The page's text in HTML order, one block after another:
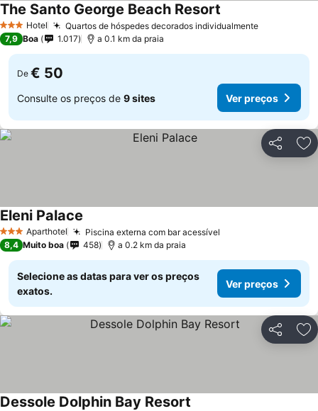
3 EstrelasHotel Quartos de hóspedes decorados individualmente
The Santo George Beach Resort
7,9 Boa 1.017 a 0.1 km da praia
De € 50
Consulte os preços de 9 sites Ver preços
Partilhar
3 EstrelasAparthotel Piscina externa com bar acessível
Eleni Palace
8,4 Muito boa 458 a 0.2 km da praia
Selecione as datas para ver os preços
exatos.
Ver preços
Partilhar
Dessole Dolphin Bay Resort